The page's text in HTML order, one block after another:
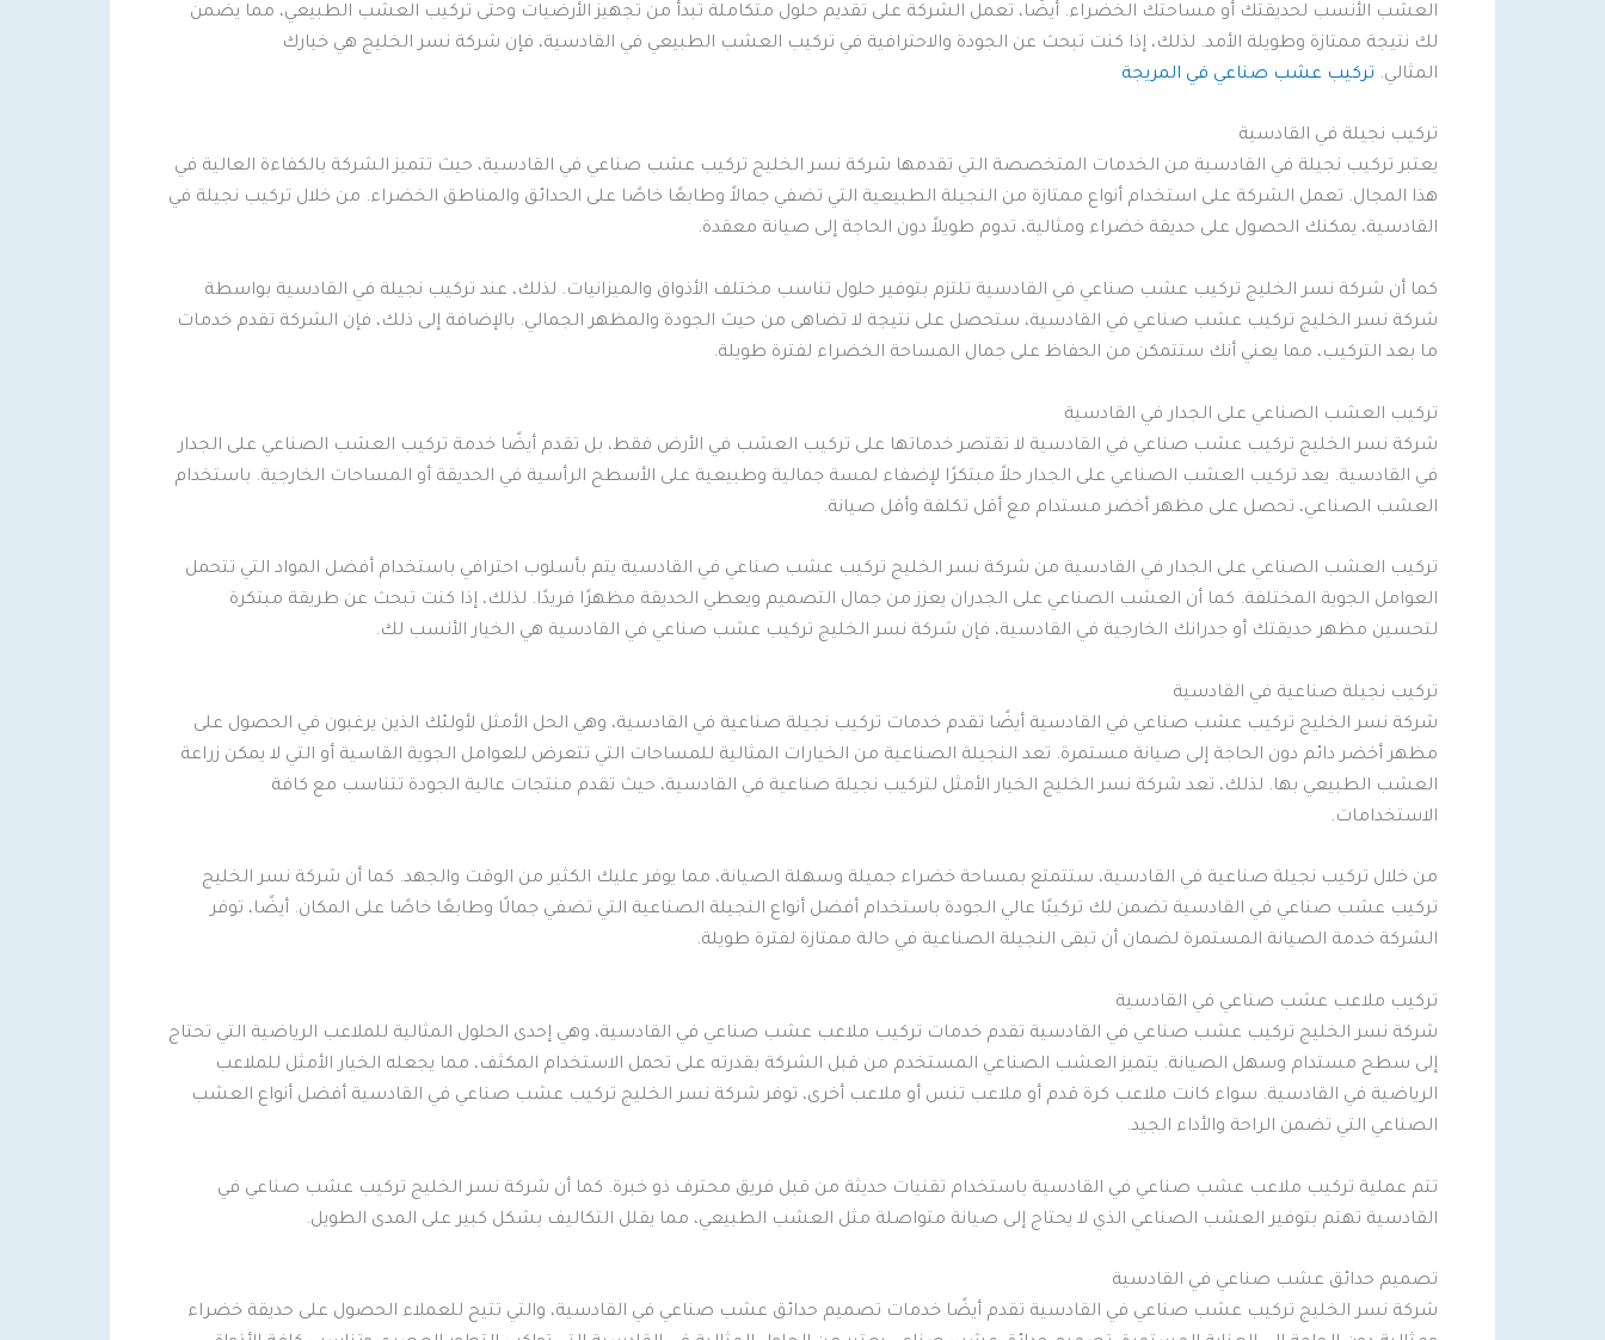
العشب الأنسب لحديقتك أو مساحتك الخضراء. أيضًا، تعمل الشركة على تقديم حلول متكاملة تبدأ من تجهيز الأرضيات وحتى تركيب العشب الطبيعي، مما يضمن
لك نتيجة ممتازة وطويلة الأمد. لذلك، إذا كنت تبحث عن الجودة والاحترافية في تركيب العشب الطبيعي في القادسية، فإن شركة نسر الخليج هي خيارك
المثالي. تركيب عشب صناعي في المريجة
تركيب نجيلة في القادسية
يعتبر تركيب نجيلة في القادسية من الخدمات المتخصصة التي تقدمها شركة نسر الخليج تركيب عشب صناعي في القادسية، حيث تتميز الشركة بالكفاءة العالية في
هذا المجال. تعمل الشركة على استخدام أنواع ممتازة من النجيلة الطبيعية التي تضفي جمالاً وطابعًا خاصًا على الحدائق والمناطق الخضراء. من خلال تركيب نجيلة في
القادسية، يمكنك الحصول على حديقة خضراء ومثالية، تدوم طويلاً دون الحاجة إلى صيانة معقدة.
كما أن شركة نسر الخليج تركيب عشب صناعي في القادسية تلتزم بتوفير حلول تناسب مختلف الأذواق والميزانيات. لذلك، عند تركيب نجيلة في القادسية بواسطة
شركة نسر الخليج تركيب عشب صناعي في القادسية، ستحصل على نتيجة لا تضاهى من حيث الجودة والمظهر الجمالي. بالإضافة إلى ذلك، فإن الشركة تقدم خدمات
ما بعد التركيب، مما يعني أنك ستتمكن من الحفاظ على جمال المساحة الخضراء لفترة طويلة.
تركيب العشب الصناعي على الجدار في القادسية
شركة نسر الخليج تركيب عشب صناعي في القادسية لا تقتصر خدماتها على تركيب العشب في الأرض فقط، بل تقدم أيضًا خدمة تركيب العشب الصناعي على الجدار
في القادسية. يعد تركيب العشب الصناعي على الجدار حلاً مبتكرًا لإضفاء لمسة جمالية وطبيعية على الأسطح الرأسية في الحديقة أو المساحات الخارجية. باستخدام
العشب الصناعي، تحصل على مظهر أخضر مستدام مع أقل تكلفة وأقل صيانة.
تركيب العشب الصناعي على الجدار في القادسية من شركة نسر الخليج تركيب عشب صناعي في القادسية يتم بأسلوب احترافي باستخدام أفضل المواد التي تتحمل
العوامل الجوية المختلفة. كما أن العشب الصناعي على الجدران يعزز من جمال التصميم ويعطي الحديقة مظهرًا فريدًا. لذلك، إذا كنت تبحث عن طريقة مبتكرة
لتحسين مظهر حديقتك أو جدرانك الخارجية في القادسية، فإن شركة نسر الخليج تركيب عشب صناعي في القادسية هي الخيار الأنسب لك.
تركيب نجيلة صناعية في القادسية
شركة نسر الخليج تركيب عشب صناعي في القادسية أيضًا تقدم خدمات تركيب نجيلة صناعية في القادسية، وهي الحل الأمثل لأولئك الذين يرغبون في الحصول على
مظهر أخضر دائم دون الحاجة إلى صيانة مستمرة. تعد النجيلة الصناعية من الخيارات المثالية للمساحات التي تتعرض للعوامل الجوية القاسية أو التي لا يمكن زراعة
العشب الطبيعي بها. لذلك، تعد شركة نسر الخليج الخيار الأمثل لتركيب نجيلة صناعية في القادسية، حيث تقدم منتجات عالية الجودة تتناسب مع كافة
الاستخدامات.
من خلال تركيب نجيلة صناعية في القادسية، ستتمتع بمساحة خضراء جميلة وسهلة الصيانة، مما يوفر عليك الكثير من الوقت والجهد. كما أن شركة نسر الخليج
تركيب عشب صناعي في القادسية تضمن لك تركيبًا عالي الجودة باستخدام أفضل أنواع النجيلة الصناعية التي تضفي جمالًا وطابعًا خاصًا على المكان. أيضًا، توفر
الشركة خدمة الصيانة المستمرة لضمان أن تبقى النجيلة الصناعية في حالة ممتازة لفترة طويلة.
تركيب ملاعب عشب صناعي في القادسية
شركة نسر الخليج تركيب عشب صناعي في القادسية تقدم خدمات تركيب ملاعب عشب صناعي في القادسية، وهي إحدى الحلول المثالية للملاعب الرياضية التي تحتاج
إلى سطح مستدام وسهل الصيانة. يتميز العشب الصناعي المستخدم من قبل الشركة بقدرته على تحمل الاستخدام المكثف، مما يجعله الخيار الأمثل للملاعب
الرياضية في القادسية. سواء كانت ملاعب كرة قدم أو ملاعب تنس أو ملاعب أخرى، توفر شركة نسر الخليج تركيب عشب صناعي في القادسية أفضل أنواع العشب
الصناعي التي تضمن الراحة والأداء الجيد.
تتم عملية تركيب ملاعب عشب صناعي في القادسية باستخدام تقنيات حديثة من قبل فريق محترف ذو خبرة. كما أن شركة نسر الخليج تركيب عشب صناعي في
القادسية تهتم بتوفير العشب الصناعي الذي لا يحتاج إلى صيانة متواصلة مثل العشب الطبيعي، مما يقلل التكاليف بشكل كبير على المدى الطويل.
تصميم حدائق عشب صناعي في القادسية
شركة نسر الخليج تركيب عشب صناعي في القادسية تقدم أيضًا خدمات تصميم حدائق عشب صناعي في القادسية، والتي تتيح للعملاء الحصول على حديقة خضراء